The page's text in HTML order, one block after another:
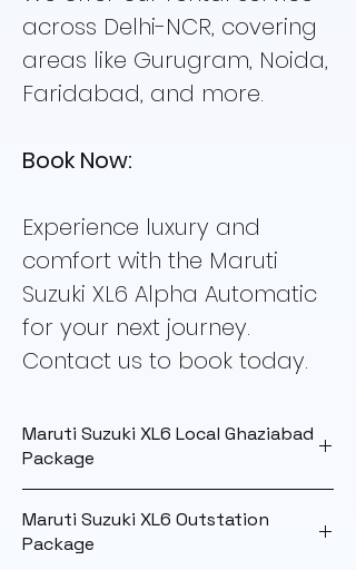
across Delhi-NCR, covering
areas like Gurugram, Noida,
Faridabad, and more.
Book Now:
Experience luxury and
comfort with the Maruti
Suzuki XL6 Alpha Automatic
for your next journey.
Contact us to book today.
Maruti Suzuki XL6 Local Ghaziabad
Package
Local Ghaziabad Package
Full Day
Maruti Suzuki XL6 Outstation
Package